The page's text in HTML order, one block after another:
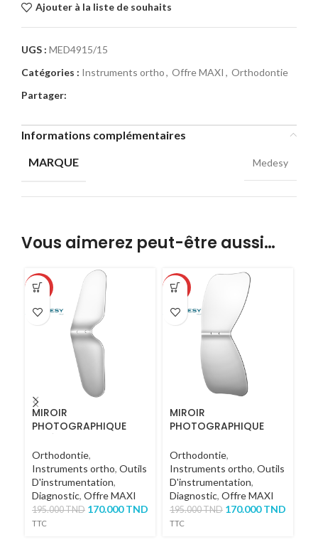
Ajouter à la liste de souhaits
UGS : MED4915/15
Catégories : Instruments ortho, Offre MAXI , Orthodontie
Partager:
Informations complémentaires
MARQUE
Medesy
Vous aimerez peut-être aussi…
-13%
MIROIR
PHOTOGRAPHIQUE
Orthodontie,
Instruments ortho, Outils
D'instrumentation,
Diagnostic, Offre MAXI
195.000TND 170.000TND
TTC
-13%
MIROIR
PHOTOGRAPHIQUE
Orthodontie,
Instruments ortho, Outils
D'instrumentation,
Diagnostic, Offre MAXI
195.000TND 170.000TND
TTC